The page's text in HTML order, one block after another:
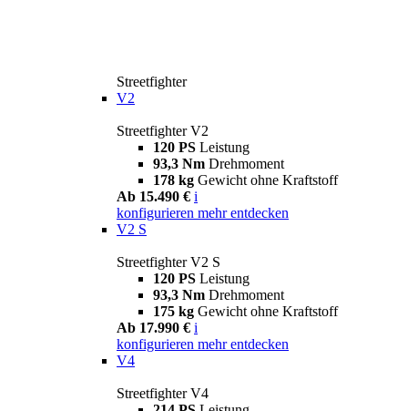
Streetfighter
V2
Streetfighter V2
120 PS Leistung
93,3 Nm Drehmoment
178 kg Gewicht ohne Kraftstoff
Ab 15.490 € i
konfigurieren mehr entdecken
V2 S
Streetfighter V2 S
120 PS Leistung
93,3 Nm Drehmoment
175 kg Gewicht ohne Kraftstoff
Ab 17.990 € i
konfigurieren mehr entdecken
V4
Streetfighter V4